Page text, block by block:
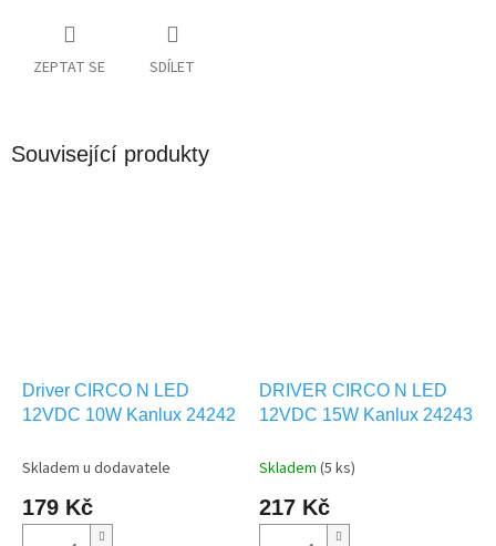
ZEPTAT SE SDÍLET
Související produkty
Driver CIRCO N LED
12VDC 10W Kanlux 24242
Skladem u dodavatele
179 Kč
DRIVER CIRCO N LED
12VDC 15W Kanlux 24243
Skladem (5 ks)
217 Kč